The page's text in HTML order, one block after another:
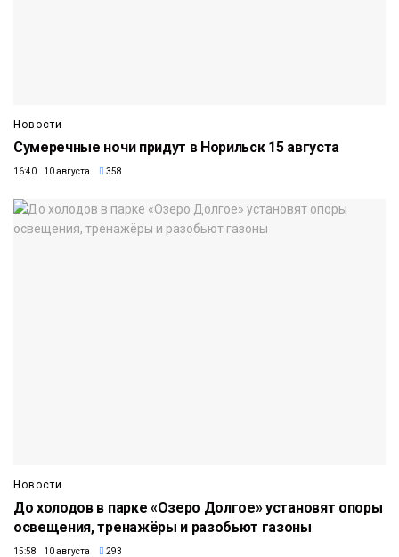
Новости
Сумеречные ночи придут в Норильск 15 августа
16:40 10 августа 358
Новости
До холодов в парке «Озеро Долгое» установят опоры
освещения, тренажёры и разобьют газоны
15:58 10 августа 293